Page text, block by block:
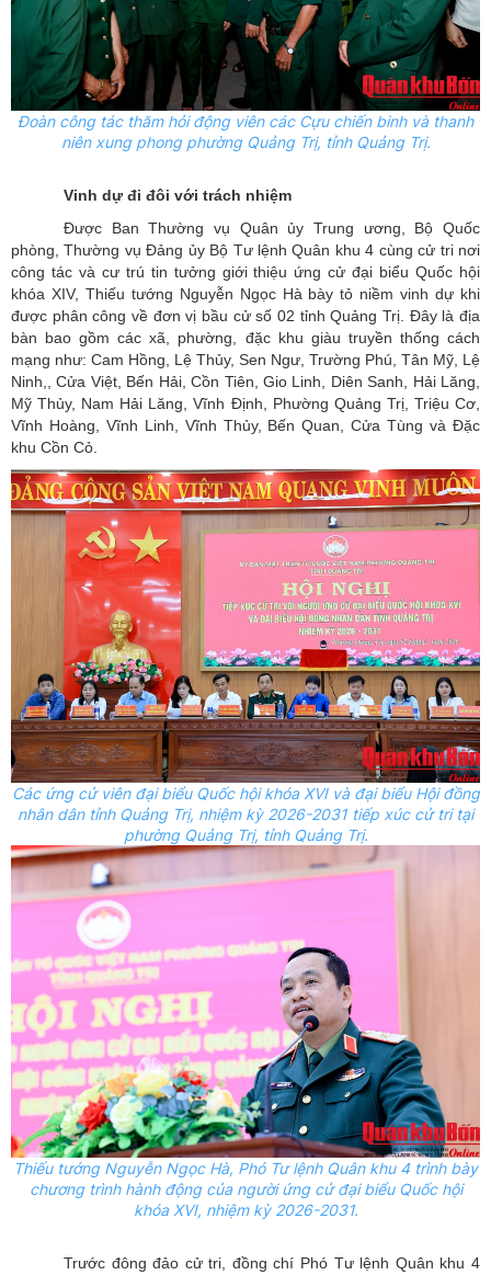
Đoàn công tác thăm hỏi động viên các Cựu chiến binh và thanh
niên xung phong phường Quảng Trị, tỉnh Quảng Trị.
Vinh dự đi đôi với trách nhiệm
Được Ban Thường vụ Quân ủy Trung ương, Bộ Quốc
phòng, Thường vụ Đảng ủy Bộ Tư lệnh Quân khu 4 cùng cử tri nơi
công tác và cư trú tin tưởng giới thiệu ứng cử đại biểu Quốc hội
khóa XIV, Thiếu tướng Nguyễn Ngọc Hà bày tỏ niềm vinh dự khi
được phân công về đơn vị bầu cử số 02 tỉnh Quảng Trị. Đây là địa
bàn bao gồm các xã, phường, đặc khu giàu truyền thống cách
mạng như: Cam Hồng, Lệ Thủy, Sen Ngư, Trường Phú, Tân Mỹ, Lệ
Ninh,, Cửa Việt, Bến Hải, Cồn Tiên, Gio Linh, Diên Sanh, Hải Lăng,
Mỹ Thủy, Nam Hải Lăng, Vĩnh Định, Phường Quảng Trị, Triệu Cơ,
Vĩnh Hoàng, Vĩnh Linh, Vĩnh Thủy, Bến Quan, Cửa Tùng và Đặc
khu Cồn Cỏ.
Các ứng cử viên đại biểu Quốc hội khóa XVI và đại biểu Hội đồng
nhân dân tỉnh Quảng Trị, nhiệm kỳ 2026-2031 tiếp xúc cử tri tại
phường Quảng Trị, tỉnh Quảng Trị.
Thiếu tướng Nguyễn Ngọc Hà, Phó Tư lệnh Quân khu 4 trình bày
chương trình hành động của người ứng cử đại biểu Quốc hội
khóa XVI, nhiệm kỳ 2026-2031.
Trước đông đảo cử tri, đồng chí Phó Tư lệnh Quân khu 4